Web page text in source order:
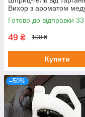
Вихор з ароматом
Готово до відправки 33
49 ₴ 100 ₴
Купити
–50%